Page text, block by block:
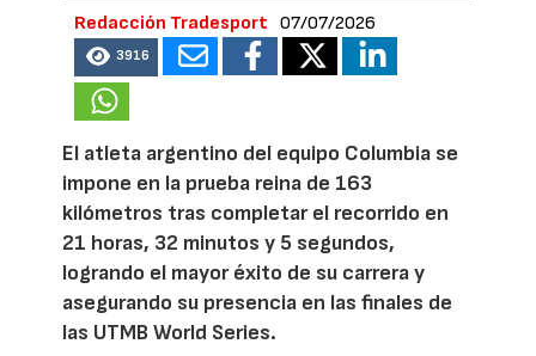
Redacción Tradesport 07/07/2026
3916
El atleta argentino del equipo Columbia se
impone en la prueba reina de 163
kilómetros tras completar el recorrido en
21 horas, 32 minutos y 5 segundos,
logrando el mayor éxito de su carrera y
asegurando su presencia en las finales de
las UTMB World Series.